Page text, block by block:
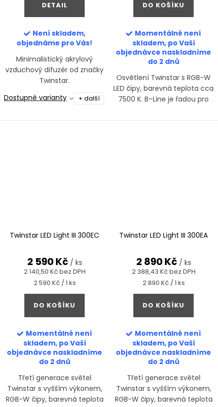
DETAIL
Není skladem,
objednáme pro Vás!
Minimalistický akrylový
vzduchový difuzér od značky
Twinstar.
Dostupné varianty
+ další
DO KOŠÍKU
Momentálně není
skladem, po Vaší
objednávce naskladníme
do 2 dnů
Osvětlení Twinstar s RGB-W
LED čipy, barevná teplota cca
7500 K. B–Line je řadou pro
Twinstar LED Light III 300EC
2 140,50 Kč bez DPH
2 590 Kč / ks
Měrná
cena:
2 590 Kč / 1 ks
DO KOŠÍKU
Momentálně není
skladem, po Vaší
objednávce naskladníme
do 2 dnů
Třetí generace světel
Twinstar s vyšším výkonem,
RGB-W čipy, barevná teplota
Twinstar LED Light III 300EA
2 388,43 Kč bez DPH
2 890 Kč / ks
Měrná
cena:
2 890 Kč / 1 ks
DO KOŠÍKU
Momentálně není
skladem, po Vaší
objednávce naskladníme
do 2 dnů
Třetí generace světel
Twinstar s vyšším výkonem,
RGB-W čipy, barevná teplota